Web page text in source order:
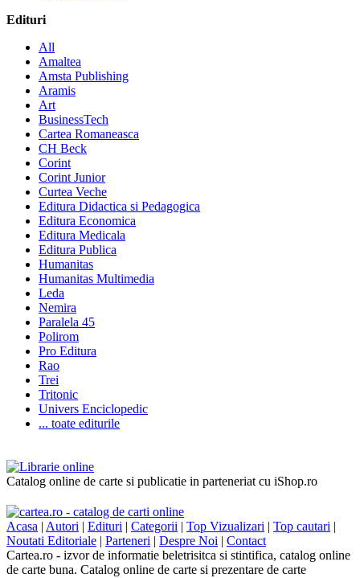
Edituri
All
Amaltea
Amsta Publishing
Aramis
Art
BusinessTech
Cartea Romaneasca
CH Beck
Corint
Corint Junior
Curtea Veche
Editura Didactica si Pedagogica
Editura Economica
Editura Medicala
Editura Publica
Humanitas
Humanitas Multimedia
Leda
Nemira
Paralela 45
Polirom
Pro Editura
Rao
Trei
Tritonic
Univers Enciclopedic
... toate editurile
Catalog online de carte si publicatie in parteneriat cu iShop.ro
Acasa | Autori | Edituri | Categorii | Top Vizualizari | Top cautari |
Noutati Editoriale | Parteneri | Despre Noi | Contact
Cartea.ro - izvor de informatie beletrisitca si stintifica, catalog online
de carte buna. Catalog online de carte si prezentare de carte